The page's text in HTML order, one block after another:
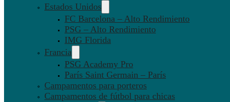
Estados Unidos
FC Barcelona – Alto Rendimiento
PSG – Alto Rendimiento
IMG Florida
Francia
PSG Academy Pro
París Saint Germain – París
Campamentos para porteros
Campamentos de fútbol para chicas